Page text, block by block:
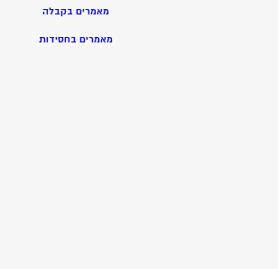
מאמרים בקבלה
מאמרים בחסידות